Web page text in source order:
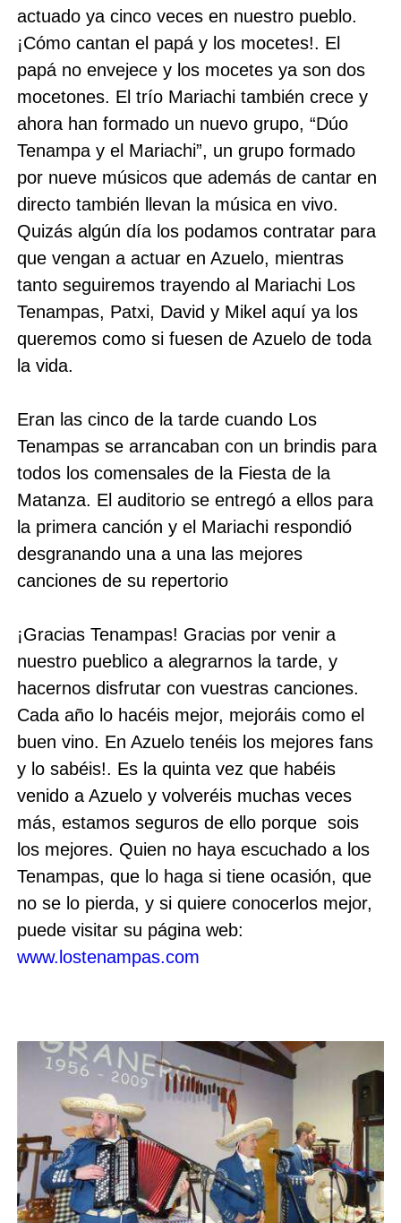
actuado ya cinco veces en nuestro pueblo.
¡Cómo cantan el papá y los mocetes!. El
papá no envejece y los mocetes ya son dos
mocetones. El trío Mariachi también crece y
ahora han formado un nuevo grupo, “Dúo
Tenampa y el Mariachi”, un grupo formado
por nueve músicos que además de cantar en
directo también llevan la música en vivo.
Quizás algún día los podamos contratar para
que vengan a actuar en Azuelo, mientras
tanto seguiremos trayendo al Mariachi Los
Tenampas, Patxi, David y Mikel aquí ya los
queremos como si fuesen de Azuelo de toda
la vida.
Eran las cinco de la tarde cuando Los
Tenampas se arrancaban con un brindis para
todos los comensales de la Fiesta de la
Matanza. El auditorio se entregó a ellos para
la primera canción y el Mariachi respondió
desgranando una a una las mejores
canciones de su repertorio
¡Gracias Tenampas! Gracias por venir a
nuestro pueblico a alegrarnos la tarde, y
hacernos disfrutar con vuestras canciones.
Cada año lo hacéis mejor, mejoráis como el
buen vino. En Azuelo tenéis los mejores fans
y lo sabéis!. Es la quinta vez que habéis
venido a Azuelo y volveréis muchas veces
más, estamos seguros de ello porque sois
los mejores. Quien no haya escuchado a los
Tenampas, que lo haga si tiene ocasión, que
no se lo pierda, y si quiere conocerlos mejor,
puede visitar su página web:
www.lostenampas.com